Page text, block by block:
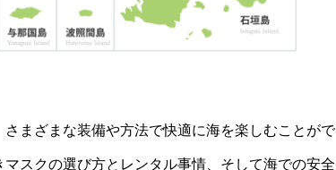
まざまな装備や方法で快適に海を楽しむことがで
スクの選び方とレンタル事情、そして海での安全